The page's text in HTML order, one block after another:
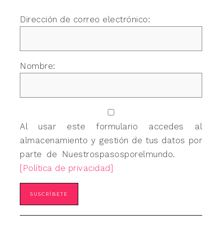
Dirección de correo electrónico:
Nombre:
Al usar este formulario accedes al
almacenamiento y gestión de tus datos por
parte de Nuestrospasosporelmundo.
[Política de privacidad]